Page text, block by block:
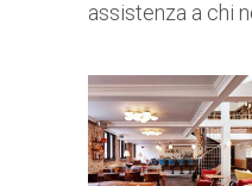
assistenza a chi